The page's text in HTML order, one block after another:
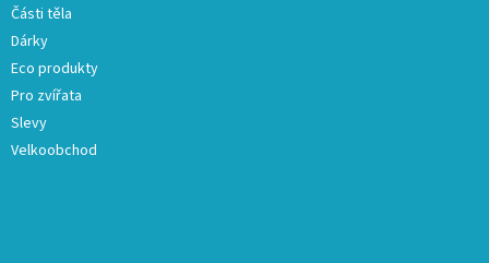
Části těla
Dárky
Eco produkty
Pro zvířata
Slevy
Velkoobchod